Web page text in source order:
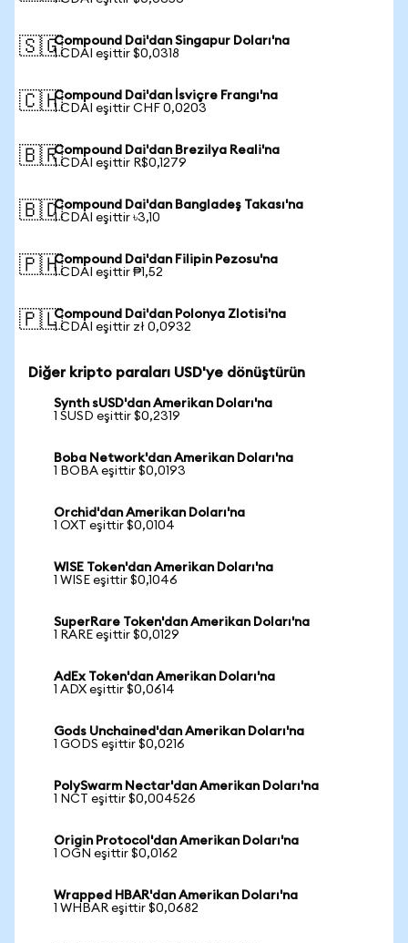
🇸🇬Compound Dai'dan Singapur Doları'na
1 CDAI eşittir $0,0318
🇨🇭Compound Dai'dan İsviçre Frangı'na
1 CDAI eşittir CHF 0,0203
🇧🇷Compound Dai'dan Brezilya Reali'na
1 CDAI eşittir R$0,1279
🇧🇩Compound Dai'dan Bangladeş Takası'na
1 CDAI eşittir ৳3,10
🇵🇭Compound Dai'dan Filipin Pezosu'na
1 CDAI eşittir ₱1,52
🇵🇱Compound Dai'dan Polonya Zlotisi'na
1 CDAI eşittir zł 0,0932
Diğer kripto paraları USD'ye dönüştürün
Synth sUSD'dan Amerikan Doları'na
1 SUSD eşittir $0,2319
Boba Network'dan Amerikan Doları'na
1 BOBA eşittir $0,0193
Orchid'dan Amerikan Doları'na
1 OXT eşittir $0,0104
WISE Token'dan Amerikan Doları'na
1 WISE eşittir $0,1046
SuperRare Token'dan Amerikan Doları'na
1 RARE eşittir $0,0129
AdEx Token'dan Amerikan Doları'na
1 ADX eşittir $0,0614
Gods Unchained'dan Amerikan Doları'na
1 GODS eşittir $0,0216
PolySwarm Nectar'dan Amerikan Doları'na
1 NCT eşittir $0,004526
Origin Protocol'dan Amerikan Doları'na
1 OGN eşittir $0,0162
Wrapped HBAR'dan Amerikan Doları'na
1 WHBAR eşittir $0,0682